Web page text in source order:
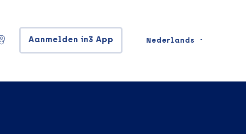
Aanmelden in3 App Nederlands